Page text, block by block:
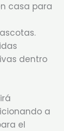
casa para
dentro
a
el